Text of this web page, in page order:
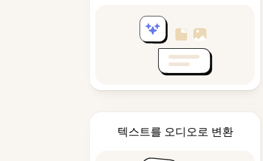
텍스트를 오디오로 변환